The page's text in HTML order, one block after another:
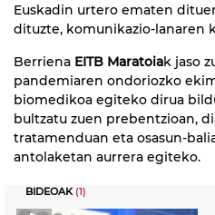
Euskadin urtero ematen
dituzte, komunikazio-lanaren
Berriena EITB Maratoiak jaso
pandemiaren ondoriozko
biomedikoa egiteko dirua
bultzatu zuen prebentzioan,
tratamenduan eta osasun-
antolaketan aurrera egiteko.
BIDEOAK(1)